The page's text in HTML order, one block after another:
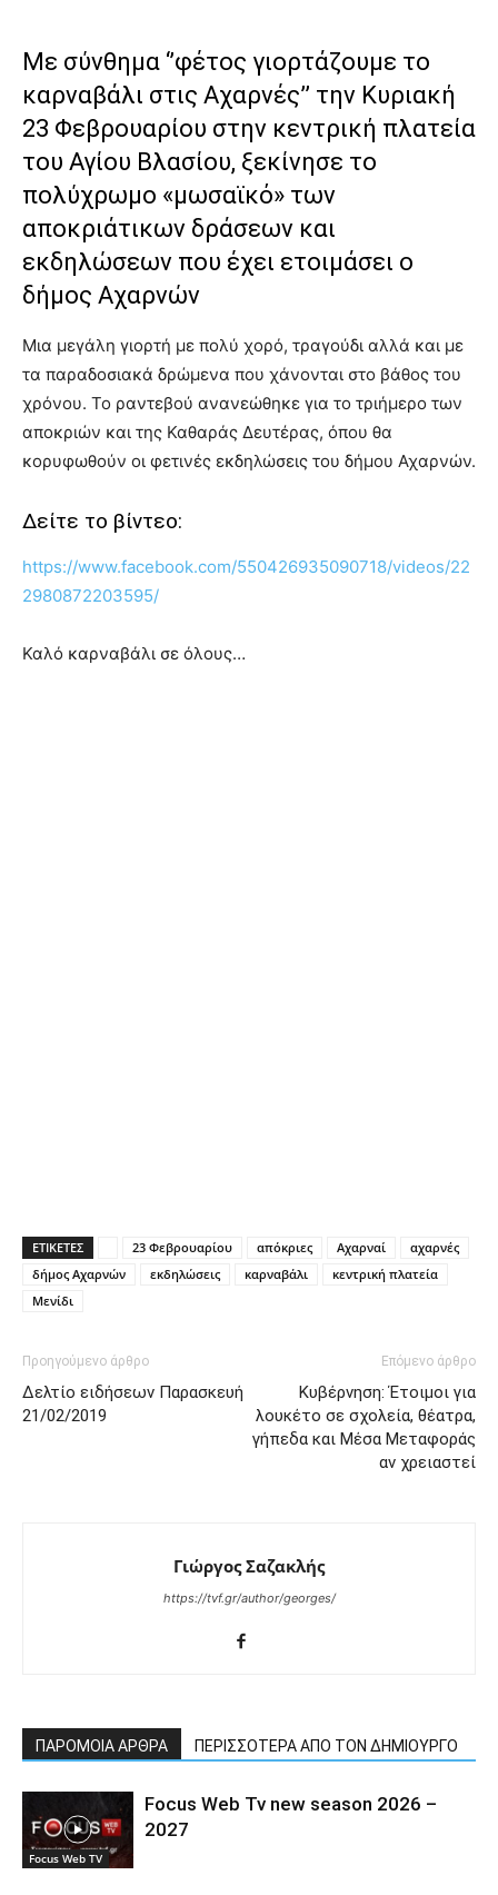
Με σύνθημα ‘’φέτος γιορτάζουμε το
καρναβάλι στις Αχαρνές’’ την Κυριακή
23 Φεβρουαρίου στην κεντρική πλατεία
του Αγίου Βλασίου, ξεκίνησε το
πολύχρωμο «μωσαϊκό» των
αποκριάτικων δράσεων και
εκδηλώσεων που έχει ετοιμάσει ο
δήμος Αχαρνών
Μια μεγάλη γιορτή με πολύ χορό, τραγούδι αλλά και με
τα παραδοσιακά δρώμενα που χάνονται στο βάθος του
χρόνου. Το ραντεβού ανανεώθηκε για το τριήμερο των
αποκριών και της Καθαράς Δευτέρας, όπου θα
κορυφωθούν οι φετινές εκδηλώσεις του δήμου Αχαρνών.
Δείτε το βίντεο:
https://www.facebook.com/550426935090718/videos/22
2980872203595/
Καλό καρναβάλι σε όλους…
ΕΤΙΚΕΤΕΣ 23 Φεβρουαρίου απόκριες Αχαρναί
αχαρνές
δήμος Αχαρνών
εκδηλώσεις καρναβάλι
κεντρική πλατεία
Μενίδι
Προηγούμενο άρθρο
Δελτίο ειδήσεων Παρασκευή
21/02/2019
Επόμενο άρθρο
Κυβέρνηση: Έτοιμοι για
λουκέτο σε σχολεία, θέατρα,
γήπεδα και Μέσα Μεταφοράς
αν χρειαστεί
Γιώργος Σαζακλής
https://tvf.gr/author/georges/
ΠΑΡΟΜΟΙΑ ΑΡΘΡΑ ΠΕΡΙΣΣΟΤΕΡΑ ΑΠΟ ΤΟΝ ΔΗΜΙΟΥΡΓΟ
Focus Web TV
Focus Web Tv new season 2026 –
2027